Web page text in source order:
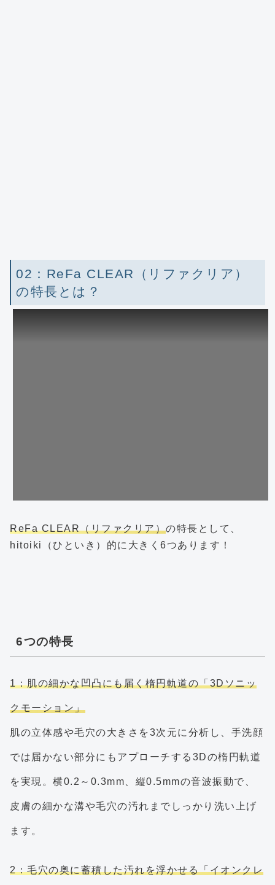
02：ReFa CLEAR（リファクリア）
の特長とは？
ReFa CLEAR（リファクリア）の特長として、
hitoiki（ひといき）的に大きく6つあります！
6つの特長
1：肌の細かな凹凸にも届く楕円軌道の「3Dソニッ
クモーション」
肌の立体感や毛穴の大きさを3次元に分析し、手洗顔
では届かない部分にもアプローチする3Dの楕円軌道
を実現。横0.2～0.3mm、縦0.5mmの音波振動で、
皮膚の細かな溝や毛穴の汚れまでしっかり洗い上げ
ます。
2：毛穴の奥に蓄積した汚れを浮かせる「イオンクレ